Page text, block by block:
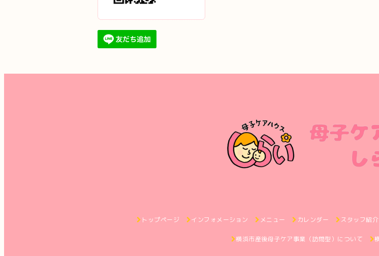
トップページ インフォメーション メニュー カレンダー スタッフ紹介
横浜市産後母子ケア事業（訪問型）について